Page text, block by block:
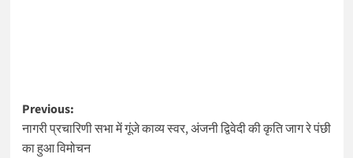
Post
navigation
Previous:
नागरी प्रचारिणी सभा में गूंजे काव्य स्वर, अंजनी द्विवेदी की कृति जाग रे पंछी
का हुआ विमोचन